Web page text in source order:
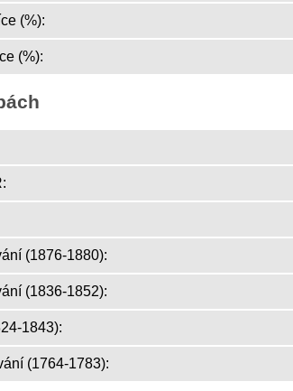
(%):
(%):
(1876-1880):
(1836-1852):
1843):
(1764-1783):